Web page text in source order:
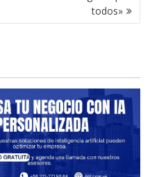
todos»